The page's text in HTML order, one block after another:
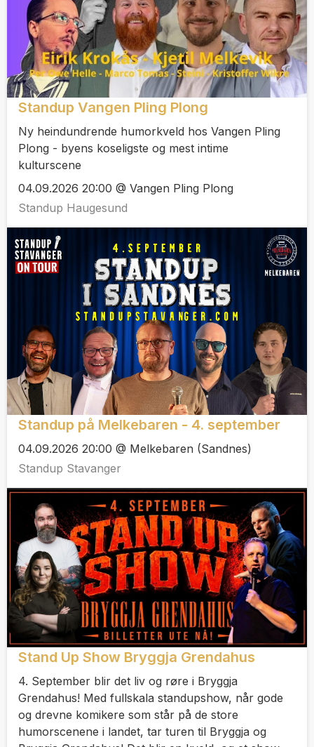
Standup Vangen Pling Plong
Ny heindundrende humorkveld hos Vangen Pling
Plong - byens koseligste og mest intime
kulturscene
04.09.2026 20:00 @ Vangen Pling Plong
Standup Haugesund
Standup på Melkebaren - 4. september
04.09.2026 20:00 @ Melkebaren (Sandnes)
Standup Stavanger
Stand Up Show Bryggja Grendahus
4. September blir det liv og røre i Bryggja
Grendahus! Med fullskala standupshow, når gode
og drevne komikere som står på de store
humorscenene i landet, tar turen til Bryggja og